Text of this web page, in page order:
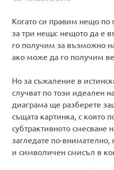
Когато си правим нещо
за три неща: нещото да е
го получим за възможно
ако може да го получим
Но за съжаление в
случват по този идеален
диаграма ще разберете
същата картинка, с която
субтрактивното смесване
загледате по-
и символичен смисъл в